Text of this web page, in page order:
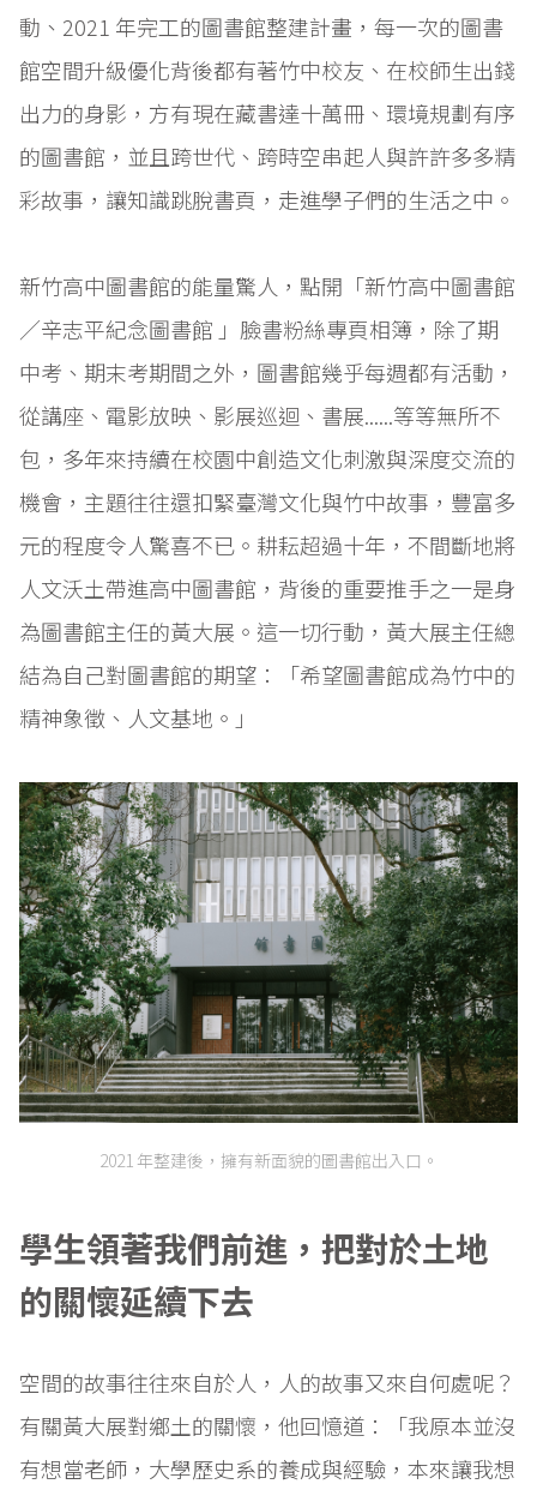
動、2021 年完工的圖書館整建計畫，每一次的圖書
館空間升級優化背後都有著竹中校友、在校師生出錢
出力的身影，方有現在藏書達十萬冊、環境規劃有序
的圖書館，並且跨世代、跨時空串起人與許許多多精
彩故事，讓知識跳脫書頁，走進學子們的生活之中。
新竹高中圖書館的能量驚人，點開「新竹高中圖書館
／辛志平紀念圖書館 」臉書粉絲專頁相簿，除了期
中考、期末考期間之外，圖書館幾乎每週都有活動，
從講座、電影放映、影展巡迴、書展......等等無所不
包，多年來持續在校園中創造文化刺激與深度交流的
機會，主題往往還扣緊臺灣文化與竹中故事，豐富多
元的程度令人驚喜不已。耕耘超過十年，不間斷地將
人文沃土帶進高中圖書館，背後的重要推手之一是身
為圖書館主任的黃大展。這一切行動，黃大展主任總
結為自己對圖書館的期望：「希望圖書館成為竹中的
精神象徵、人文基地。」
2021 年整建後，擁有新面貌的圖書館出入口。
學生領著我們前進，把對於土地
的關懷延續下去
空間的故事往往來自於人，人的故事又來自何處呢？
有關黃大展對鄉土的關懷，他回憶道：「我原本並沒
有想當老師，大學歷史系的養成與經驗，本來讓我想